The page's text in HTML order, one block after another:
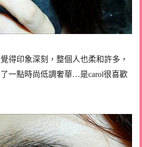
得印象深刻，整個人也柔和許多，
一點時尚低調奢華…是carol很喜歡